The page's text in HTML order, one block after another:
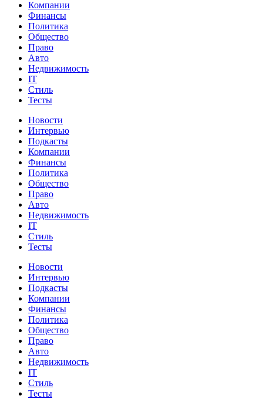
Компании
Финансы
Политика
Общество
Право
Авто
Недвижимость
IT
Стиль
Тесты
Новости
Интервью
Подкасты
Компании
Финансы
Политика
Общество
Право
Авто
Недвижимость
IT
Стиль
Тесты
Новости
Интервью
Подкасты
Компании
Финансы
Политика
Общество
Право
Авто
Недвижимость
IT
Стиль
Тесты